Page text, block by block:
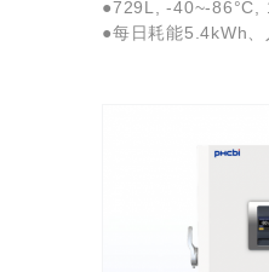
●729L, -40~-86°C,
●每日耗能5.4kWh